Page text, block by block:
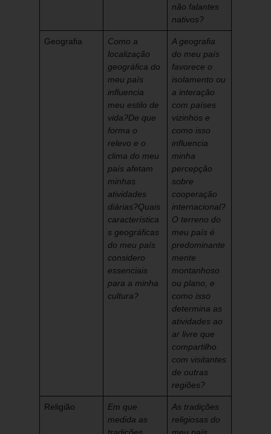
não falantes
nativos?
Geografia
Como a
localização
geográfica do
meu país
influencia
meu estilo de
vida?De que
forma o
relevo e o
clima do meu
país afetam
minhas
atividades
diárias?Quais
característica
s geográficas
do meu país
considero
essenciais
para a minha
cultura?
A geografia
do meu país
favorece o
isolamento ou
a interação
com países
vizinhos e
como isso
influencia
minha
percepção
sobre
cooperação
internacional?
O terreno do
meu país é
predominante
mente
montanhoso
ou plano, e
como isso
determina as
atividades ao
ar livre que
compartilho
com visitantes
de outras
regiões?
Religião
Em que
medida as
As tradições
religiosas do